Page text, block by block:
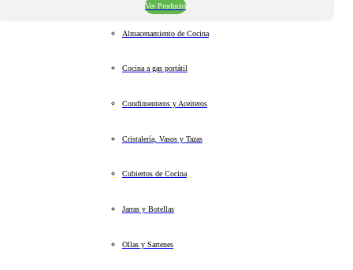
Ver Producto
Almacenamiento de Cocina
Cocina a gas portátil
Condimenteros y Aceiteros
Cristalería, Vasos y Tazas
Cubiertos de Cocina
Jarras y Botellas
Ollas y Sartenes